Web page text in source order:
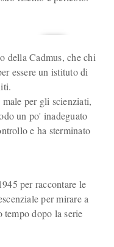
della Cadmus, che chi
essere un istituto di
per gli scienziati,
un po' inadeguato
e ha sterminato
per raccontare le
per mirare a
dopo la serie